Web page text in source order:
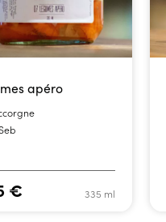
apéro
335 ml
€